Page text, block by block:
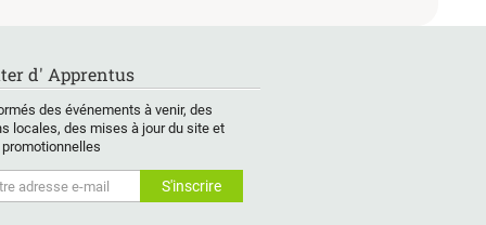
d' Apprentus
des événements à venir, des
locales, des mises à jour du site et